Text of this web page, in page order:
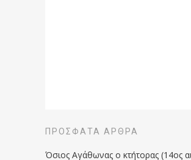
ΠΡΌΣΦΑΤΑ ΆΡΘΡΑ
Όσιος Αγάθωνας ο κτήτορας (14ος